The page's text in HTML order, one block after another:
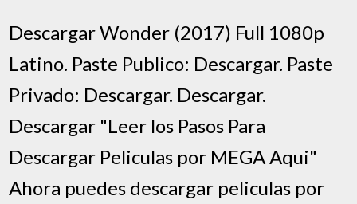
Descargar Wonder (2017) Full 1080p
Latino. Paste Publico: Descargar. Paste
Privado: Descargar. Descargar.
Descargar "Leer los Pasos Para
Descargar Peliculas por MEGA Aqui"
Ahora puedes descargar peliculas por